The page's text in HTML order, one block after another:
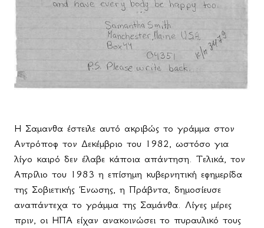
Η Σαμανθα έστειλε αυτό ακριβώς το γράμμα στον
Αντρόποφ τον Δεκέμβριο του 1982, ωστόσο για
λίγο καιρό δεν έλαβε κάποια απάντηση. Τελικά, τον
Απρίλιο του 1983 η επίσημη κυβερνητική εφημερίδα
της Σοβιετικής Ένωσης, η Πράβντα, δημοσίευσε
αναπάντεχα το γράμμα της Σαμάνθα. Λίγες μέρες
πριν, οι ΗΠΑ είχαν ανακοινώσει το πυραυλικό τους